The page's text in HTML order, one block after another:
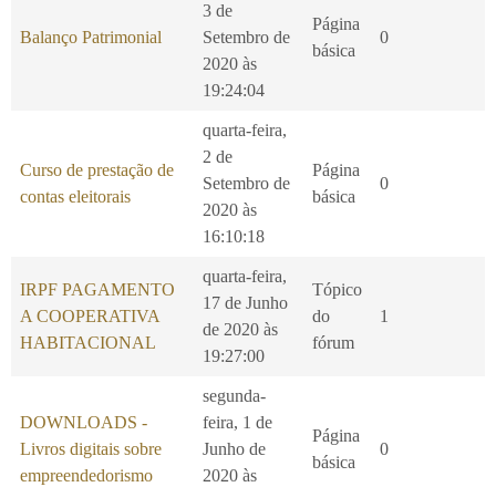
Balanço Patrimonial
3 de
Setembro de
2020 às
19:24:04
Página
básica
0
Curso de prestação de
contas eleitorais
quarta-feira,
2 de
Setembro de
2020 às
16:10:18
Página
básica
0
IRPF PAGAMENTO
A COOPERATIVA
HABITACIONAL
quarta-feira,
17 de Junho
de 2020 às
19:27:00
Tópico
do
fórum
1
DOWNLOADS -
Livros digitais sobre
empreendedorismo
segunda-
feira, 1 de
Junho de
2020 às
Página
básica
0